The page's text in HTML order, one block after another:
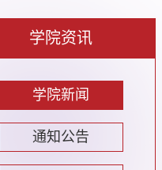
学院资讯
学院新闻
通知公告